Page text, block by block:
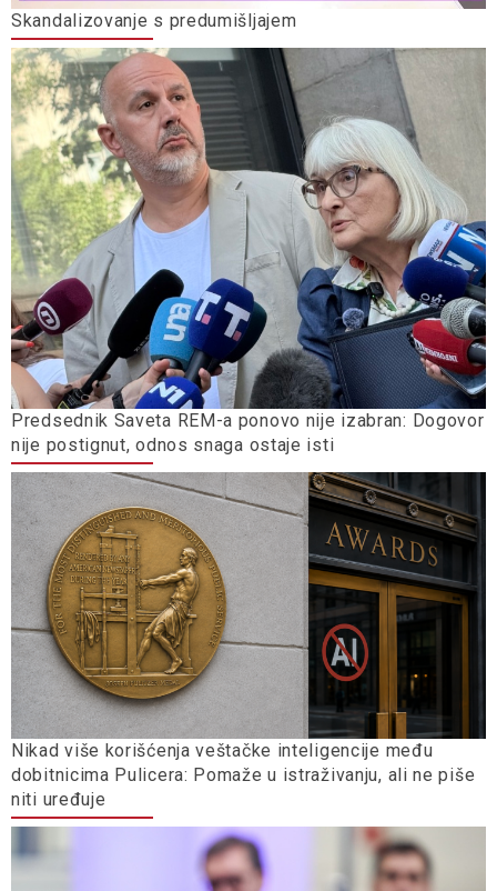
Skandalizovanje s predumišljajem
Predsednik Saveta REM-a ponovo nije izabran: Dogovor
nije postignut, odnos snaga ostaje isti
Nikad više korišćenja veštačke inteligencije među
dobitnicima Pulicera: Pomaže u istraživanju, ali ne piše
niti uređuje